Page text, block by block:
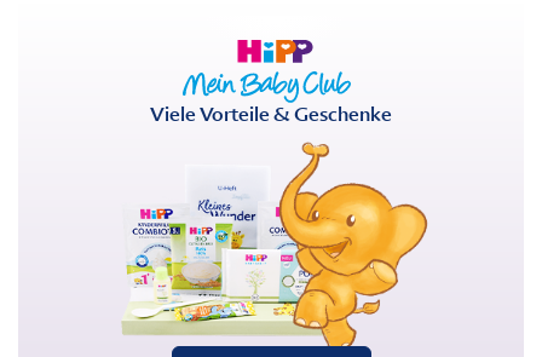
Viele Vorteile & Geschenke